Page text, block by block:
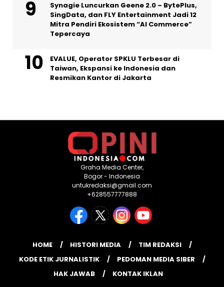
Synagie Luncurkan Geene 2.0 – BytePlus,
SingData, dan FLY Entertainment Jadi 12
Mitra Pendiri Ekosistem “AI Commerce”
Tepercaya
EVALUE, Operator SPKLU Terbesar di
Taiwan, Ekspansi ke Indonesia dan
Resmikan Kantor di Jakarta
Graha Media Center,
Bogor - Indonesia
untukredaksi@gmail.com
+628557777888
HOME HISTORI MEDIA
TIM REDAKSI
KODE ETIK JURNALISTIK
PEDOMAN MEDIA SIBER
HAK JAWAB
KONTAK IKLAN